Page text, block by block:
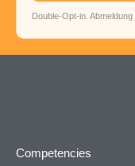
Double-Opt-in.
Competencies